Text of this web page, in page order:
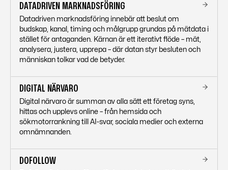
DATADRIVEN MARKNADSFÖRING
Datadriven marknadsföring innebär att beslut om
budskap, kanal, timing och målgrupp grundas på mätdata i
stället för antaganden. Kärnan är ett iterativt flöde – mät,
analysera, justera, upprepa – där datan styr besluten och
människan tolkar vad de betyder.
DIGITAL NÄRVARO
Digital närvaro är summan av alla sätt ett företag syns,
hittas och upplevs online – från hemsida och
sökmotorrankning till AI-svar, sociala medier och externa
omnämnanden.
DOFOLLOW